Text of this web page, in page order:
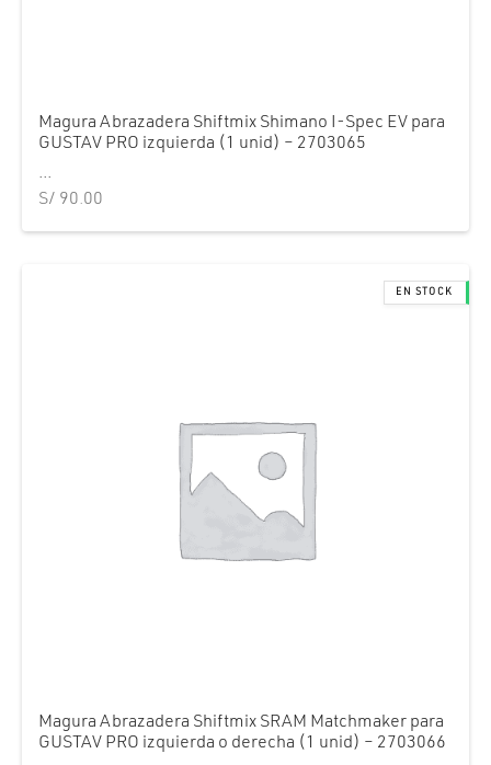
Magura Abrazadera Shiftmix Shimano I-Spec EV para
GUSTAV PRO izquierda (1 unid) – 2703065
...
S/ 90.00
Magura Abrazadera Shiftmix SRAM Matchmaker para
GUSTAV PRO izquierda o derecha (1 unid) – 2703066